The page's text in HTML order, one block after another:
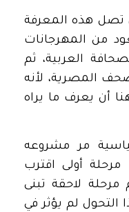
هذه المعرفة
من المهرجانات
العربية، ثم
المصرية، لأنه
أن يعرف ما يراه
مر مشروعه
مرحلة أولى اقترب
مرحلة لاحقة تبنى
التحول لم يؤثر في